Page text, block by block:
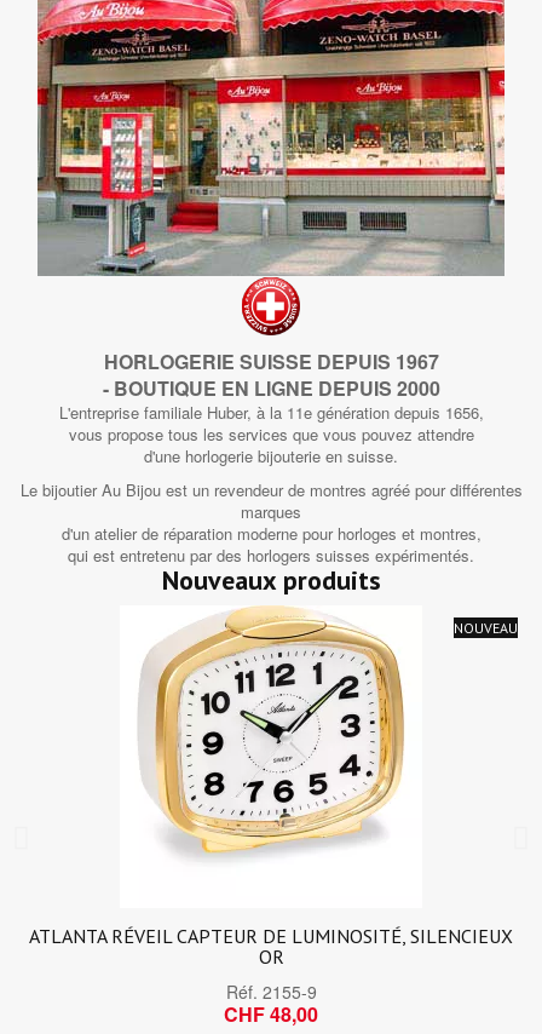
HORLOGERIE SUISSE DEPUIS 1967
- BOUTIQUE EN LIGNE DEPUIS 2000
L'entreprise familiale Huber, à la 11e génération depuis 1656,
vous propose tous les services que vous pouvez attendre
d'une horlogerie bijouterie en suisse.
Le bijoutier Au Bijou est un revendeur de montres agréé pour différentes
marques
d'un atelier de réparation moderne pour horloges et montres,
qui est entretenu par des horlogers suisses expérimentés.
Nouveaux produits
NOUVEAU
ATLANTA RÉVEIL CAPTEUR DE LUMINOSITÉ, SILENCIEUX
OR
Réf. 2155-9
CHF 48,00